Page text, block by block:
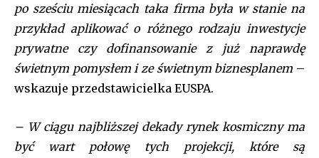
po sześciu miesiącach taka firma była w stanie na
przykład aplikować o różnego rodzaju inwestycje
prywatne czy dofinansowanie z już naprawdę
świetnym pomysłem i ze świetnym biznesplanem –
wskazuje przedstawicielka EUSPA.
– W ciągu najbliższej dekady rynek kosmiczny ma
być wart połowę tych projekcji, które są